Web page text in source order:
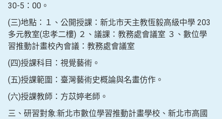
30-5：00。
(三)地點：１、公開授課：新北市天主教恆毅高級中學 203
多元教室(忠孝二樓) ２、議課：教務處會議室 ３、數位學
習推動計畫校內會議：教務處會議室
(四)授課科目：視覺藝術。
(五)授課範圍：臺灣藝術史概論與名畫仿作。
(六)授課教師：方苡婷老師。
三、研習對象:新北市數位學習推動計畫學校、新北市高國